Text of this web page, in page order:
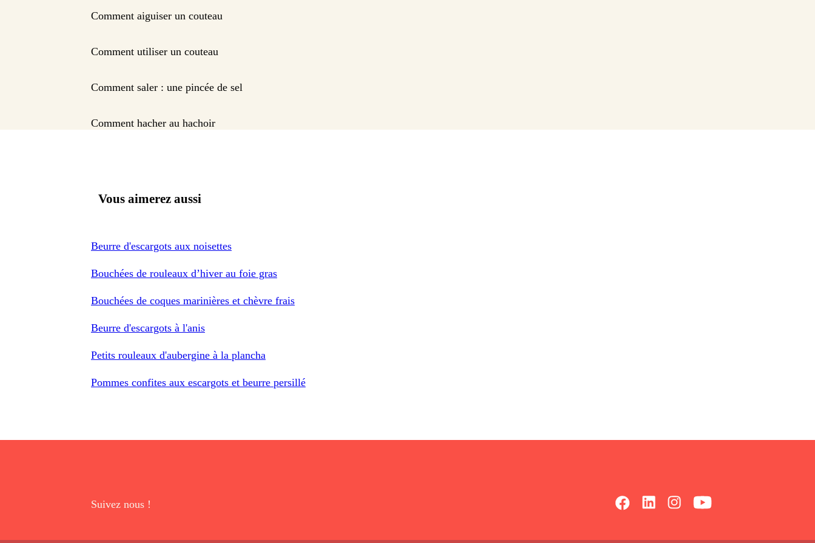
Comment aiguiser un couteau
Comment utiliser un couteau
Comment saler : une pincée de sel
Comment hacher au hachoir
Vous aimerez aussi
Beurre d'escargots aux noisettes
Bouchées de rouleaux d’hiver au foie gras
Bouchées de coques marinières et chèvre frais
Beurre d'escargots à l'anis
Petits rouleaux d'aubergine à la plancha
Pommes confites aux escargots et beurre persillé
Suivez nous !